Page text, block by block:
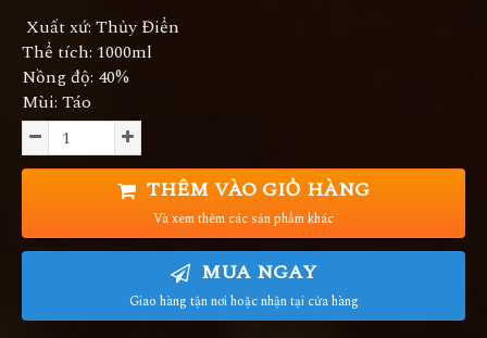
Xuất xứ: Thủy Điển
Thể tích: 1000ml
Nồng độ: 40%
Mùi: Táo
THÊM VÀO GIỎ HÀNG
Và xem thêm các sản phẩm khác
MUA NGAY
Giao hàng tận nơi hoặc nhận tại cửa hàng